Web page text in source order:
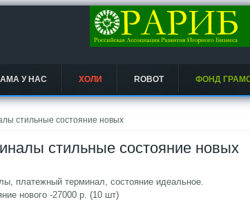
У НАС ХОЛИ ROBOT ФОНД
стильные состояние новых
стильные состояние новых
платежный терминал, состояние идеальное.
нового -27000 р. (10 шт)